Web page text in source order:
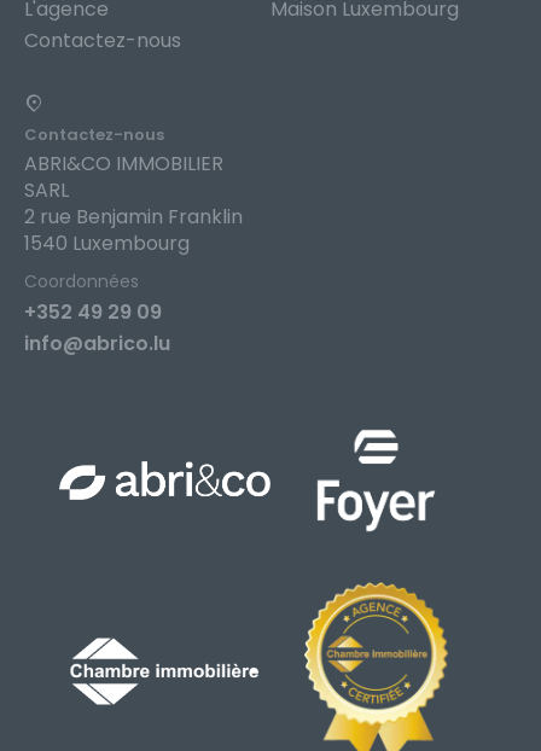
L'agence
Contactez-nous
Maison Luxembourg
Contactez-nous
ABRI&CO IMMOBILIER
SARL
2 rue Benjamin Franklin
1540 Luxembourg
Coordonnées
+352 49 29 09
info@abrico.lu